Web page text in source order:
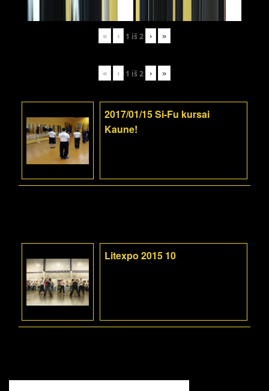
« ‹ 1 iš2 › »
« ‹ 1 iš2 › »
2017/01/15 Si-Fu kursai
Kaune!
Litexpo 2015 10